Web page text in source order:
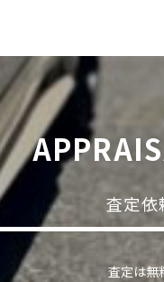
査定依
査定は無